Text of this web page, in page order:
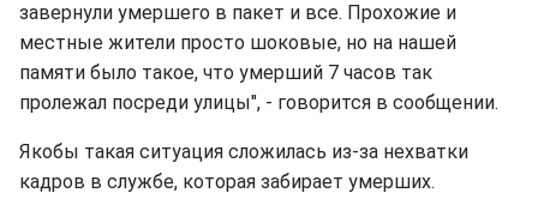
завернули умершего в пакет и все. Прохожие и
местные жители просто шоковые, но на нашей
памяти было такое, что умерший 7 часов так
пролежал посреди улицы", - говорится в сообщении.
Якобы такая ситуация сложилась из-за нехватки
кадров в службе, которая забирает умерших.